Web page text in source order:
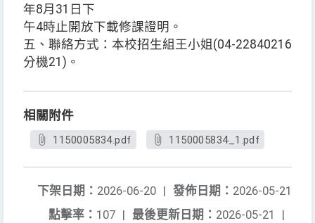
年8月31日下
午4時止開放下載修課證明。
五、聯絡方式：本校招生組王小姐(04-22840216
分機21)。
相關附件
1150005834.pdf 1150005834_1.pdf
發佈日期： 2026-05-21
下架日期： 2026-06-20 |
最後更新日期： 2026-05-21 |
點擊率： 107 |